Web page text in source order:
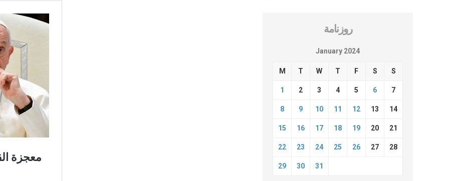
روزنامة
January 2024
M T W T F S S
1 2 3 4 5 6 7
8 9 10 11 12 13 14
15 16 17 18 19 20 21
22 23 24 25 26 27 28
29 30 31